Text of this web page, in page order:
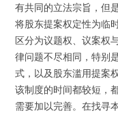
有共同的立法宗旨，但
将股东提案权定性为临
区分为议题权、议案权
律问题不尽相同，特别
式，以及股东滥用提案
该制度的时间都较短，
需要加以完善。在找寻